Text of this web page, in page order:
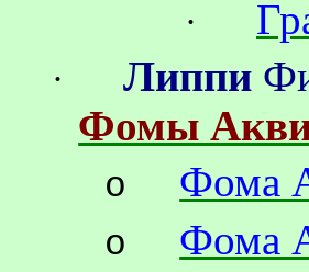
·
· Липпи
Фомы
o Фома
o Фома